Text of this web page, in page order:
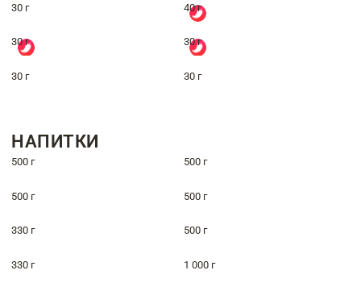
30 г 40 г
30 г 30 г
30 г 30 г
НАПИТКИ
500 г 500 г
500 г 500 г
330 г 500 г
330 г 1 000 г